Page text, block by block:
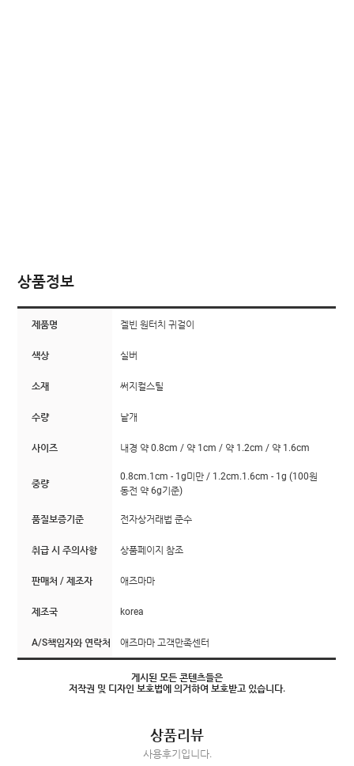
상품정보
제품명 겔빈 원터치 귀걸이
색상 실버
소재 써지컬스틸
수량 낱개
사이즈 내경 약 0.8cm / 약 1cm / 약 1.2cm / 약 1.6cm
중량
0.8cm.1cm - 1g미만 / 1.2cm.1.6cm - 1g (100원
동전 약 6g기준)
품질보증기준 전자상거래법 준수
취급 시 주의사항 상품페이지 참조
판매처 / 제조자 애즈마마
제조국 korea
A/S책임자와 연락처 애즈마마 고객만족센터
게시된 모든 콘텐츠들은
저작권 및 디자인 보호법에 의거하여 보호받고 있습니다.
상품리뷰
사용후기입니다.